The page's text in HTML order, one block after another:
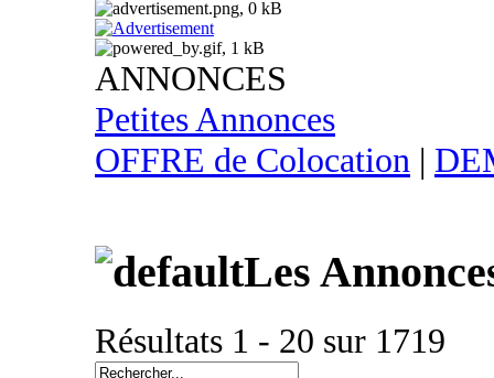
ANNONCES
Petites Annonces
OFFRE de Colocation |
Les
Résultats 1 - 20 sur 1719